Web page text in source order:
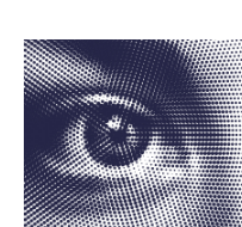
NEWS
お知らせ、イベント告知など
MEMBERS
メンバー一覧